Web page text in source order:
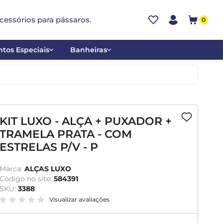
para pássaros. 0
Especiais Banheiras
Plástica
KIT LUXO - ALÇA + PUXADOR +
TRAMELA PRATA - COM
ESTRELAS P/V - P
Marca: ALÇAS LUXO
Código no site: 584391
SKU: 3388
Visualizar avaliações